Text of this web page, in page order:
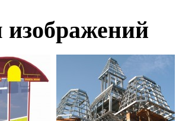
изображений